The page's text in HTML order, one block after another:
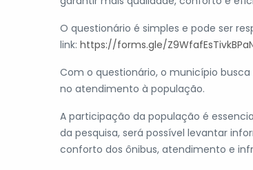
O questionário é simples e pode ser
link: https://forms.gle/
Com o questionário, o município
no atendimento à população.
A participação da população é
da pesquisa, será possível levantar
conforto dos ônibus, atendimento e